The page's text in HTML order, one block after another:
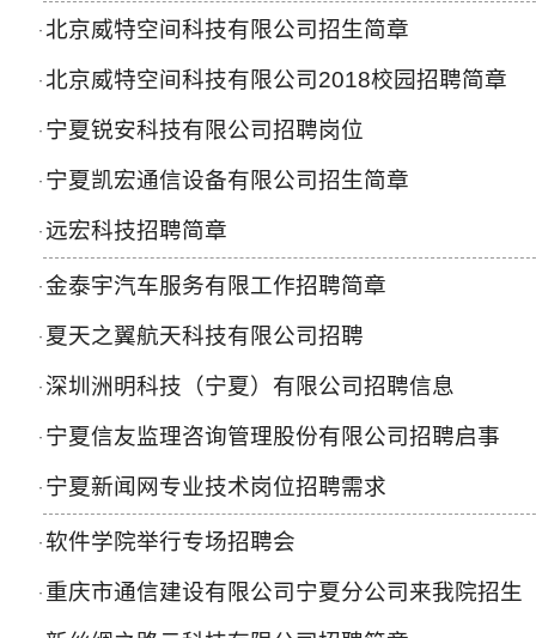
· 北京威特空间科技有限公司招生简章
· 北京威特空间科技有限公司2018校园招聘简章
· 宁夏锐安科技有限公司招聘岗位
· 宁夏凯宏通信设备有限公司招生简章
· 远宏科技招聘简章
· 金泰宇汽车服务有限工作招聘简章
· 夏天之翼航天科技有限公司招聘
· 深圳洲明科技（宁夏）有限公司招聘信息
· 宁夏信友监理咨询管理股份有限公司招聘启事
· 宁夏新闻网专业技术岗位招聘需求
· 软件学院举行专场招聘会
· 重庆市通信建设有限公司宁夏分公司来我院招生